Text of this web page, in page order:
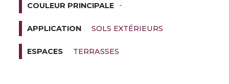
COULEUR PRINCIPALE -
APPLICATION SOLS EXTÉRIEURS
ESPACES TERRASSES